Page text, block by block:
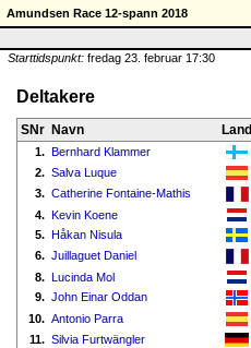
Amundsen Race 12-spann 2018
Starttidspunkt: fredag 23. februar 17:30
Deltakere
SNr Navn Land
1. Bernhard Klammer
2. Salva Luque
3. Catherine Fontaine-Mathis
4. Kevin Koene
5. Håkan Nisula
6. Juillaguet Daniel
8. Lucinda Mol
9. John Einar Oddan
10. Antonio Parra
11. Silvia Furtwängler